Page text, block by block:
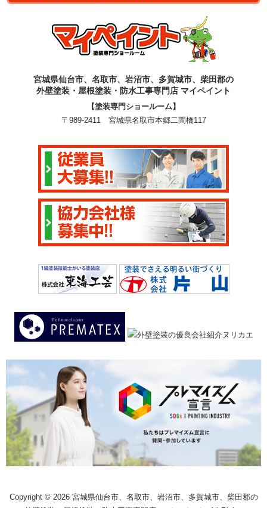
宮城県仙台市、名取市、岩沼市、多賀城市、柴田郡の
外壁塗装・屋根塗装・防水工事専門店 マイペイント
【塗装専門ショールーム】
〒989-2411 宮城県名取市本郷二間橋117
Copyright © 2026 宮城県仙台市、名取市、岩沼市、多賀城市、柴田郡の